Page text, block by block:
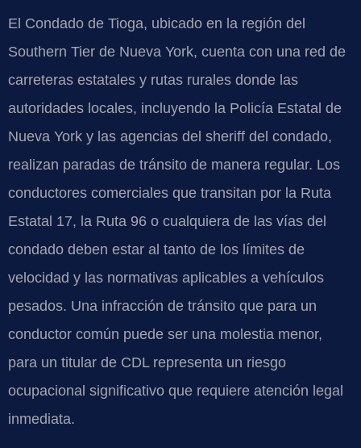
El Condado de Tioga, ubicado en la región del
Southern Tier de Nueva York, cuenta con una red de
carreteras estatales y rutas rurales donde las
autoridades locales, incluyendo la Policía Estatal de
Nueva York y las agencias del sheriff del condado,
realizan paradas de tránsito de manera regular. Los
conductores comerciales que transitan por la Ruta
Estatal 17, la Ruta 96 o cualquiera de las vías del
condado deben estar al tanto de los límites de
velocidad y las normativas aplicables a vehículos
pesados. Una infracción de tránsito que para un
conductor común puede ser una molestia menor,
para un titular de CDL representa un riesgo
ocupacional significativo que requiere atención legal
inmediata.